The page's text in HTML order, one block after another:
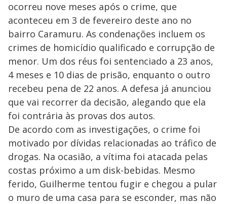
ocorreu nove meses após o crime, que
aconteceu em 3 de fevereiro deste ano no
bairro Caramuru. As condenações incluem os
crimes de homicídio qualificado e corrupção de
menor. Um dos réus foi sentenciado a 23 anos,
4 meses e 10 dias de prisão, enquanto o outro
recebeu pena de 22 anos. A defesa já anunciou
que vai recorrer da decisão, alegando que ela
foi contrária às provas dos autos.
De acordo com as investigações, o crime foi
motivado por dívidas relacionadas ao tráfico de
drogas. Na ocasião, a vítima foi atacada pelas
costas próximo a um disk-bebidas. Mesmo
ferido, Guilherme tentou fugir e chegou a pular
o muro de uma casa para se esconder, mas não